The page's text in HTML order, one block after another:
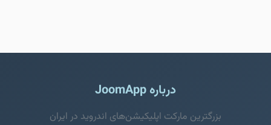
درباره JoomApp
بزرگترین مارکت اپلیکیشن‌های اندروید در ایران